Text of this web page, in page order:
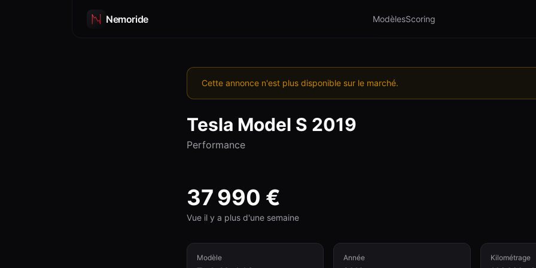
Nemoride ModèlesScoring
Cette annonce n'est plus disponible sur le marché.
Tesla Model S 2019
Performance
37 990 €
Vue il y a plus d'une semaine
Modèle Année Kilométrage